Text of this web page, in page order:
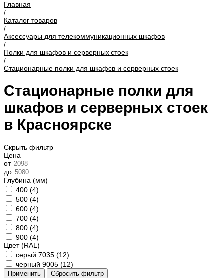
Главная
/
Каталог товаров
/
Аксессуары для телекоммуникационных шкафов
/
Полки для шкафов и серверных стоек
/
Стационарные полки для шкафов и серверных стоек
Стационарные полки для
шкафов и серверных стоек
в Красноярске
Скрыть фильтр
Цена
от
до
Глубина (мм)
400 (4)
500 (4)
600 (4)
700 (4)
800 (4)
900 (4)
Цвет (RAL)
серый 7035 (12)
черный 9005 (12)